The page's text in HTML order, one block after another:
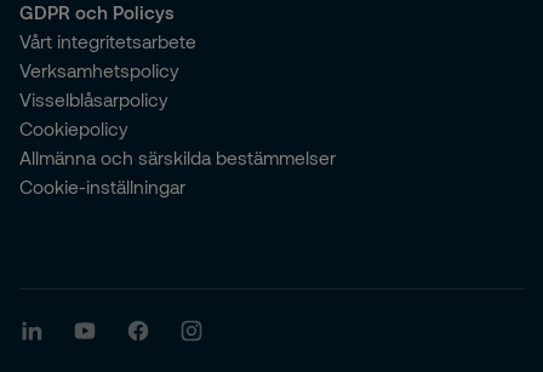
GDPR och Policys
Vårt integritetsarbete
Verksamhetspolicy
Visselblåsarpolicy
Cookiepolicy
Allmänna och särskilda bestämmelser
Cookie-inställningar